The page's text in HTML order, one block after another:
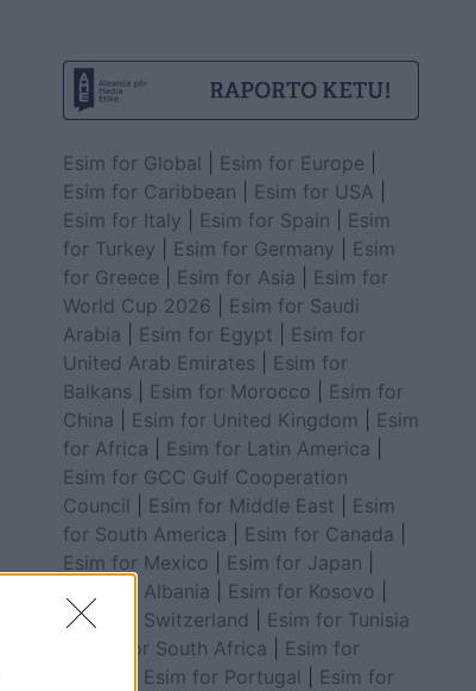
Esim for Global Esim for Europe
Esim for Caribbean
Esim for USA
Esim for Italy
Esim for Spain
Esim
for Turkey
Esim for Germany
Esim
for Greece
Esim for Asia
Esim for
World Cup 2026
Esim for Saudi
Arabia
Esim for Egypt
Esim for
United Arab Emirates
Esim for
Balkans
Esim for Morocco
Esim for
China
Esim for United Kingdom
Esim
for Africa
Esim for Latin America
Esim for GCC Gulf Cooperation
Council
Esim for Middle East
Esim
for South America
Esim for Canada
Esim for Mexico
Esim for Japan
Esim for Albania
Esim for Kosovo
Esim for Switzerland
Esim for Tunisia
Esim for South Africa
Esim for
Esim for Portugal
Esim for